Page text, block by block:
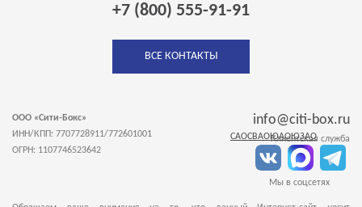
+7 (800) 555-91-91
ВСЕ КОНТАКТЫ
ООО «Сити-Бокс»
ИНН/КПП: 7707728911/772601001
ОГРН: 1107746523642
info@citi-box.ru
Клиентская служба
Мы в соцсетях
САОСВАОЮАОЮЗАО